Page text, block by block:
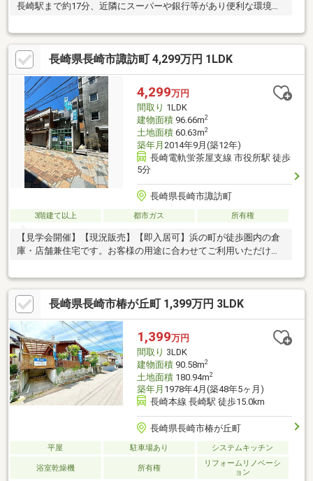
長崎駅まで約17分、近隣にスーパーや銀行等があり便利な環境で
長崎県長崎市諏訪町 4,299万円 1LDK
4,299万円
間取り 1LDK
建物面積96.66m2
土地面積60.63m2
築年月 2014年9月(築12年)
長崎電軌蛍茶屋支線 市役所駅 徒歩
5分
長崎県長崎市諏訪町
3階建て以上 都市ガス 所有権
【見学会開催】【現況販売】【即入居可】浜の町が徒歩圏内の倉
庫・店舗兼住宅です。お客様の用途に合わせてご利用いただけま
長崎県長崎市椿が丘町 1,399万円 3LDK
1,399万円
間取り 3LDK
建物面積90.58m2
土地面積180.94m2
築年月 1978年4月(築48年5ヶ月)
長崎本線 長崎駅 徒歩15.0km
長崎県長崎市椿が丘町
平屋 駐車場あり システムキッチン
浴室乾燥機 所有権
リフォームリノベーシ
ョン